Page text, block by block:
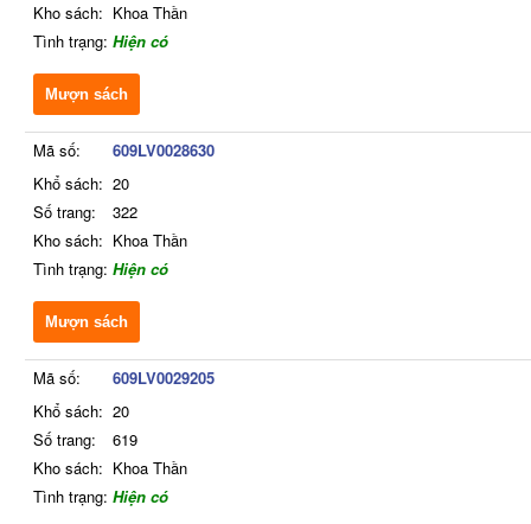
Kho sách: Khoa Thần
Tình trạng: Hiện có
Mượn sách
Mã số:
609LV0028630
Khổ sách: 20
Số trang:
322
Kho sách: Khoa Thần
Tình trạng: Hiện có
Mượn sách
Mã số:
609LV0029205
Khổ sách: 20
Số trang:
619
Kho sách: Khoa Thần
Tình trạng: Hiện có